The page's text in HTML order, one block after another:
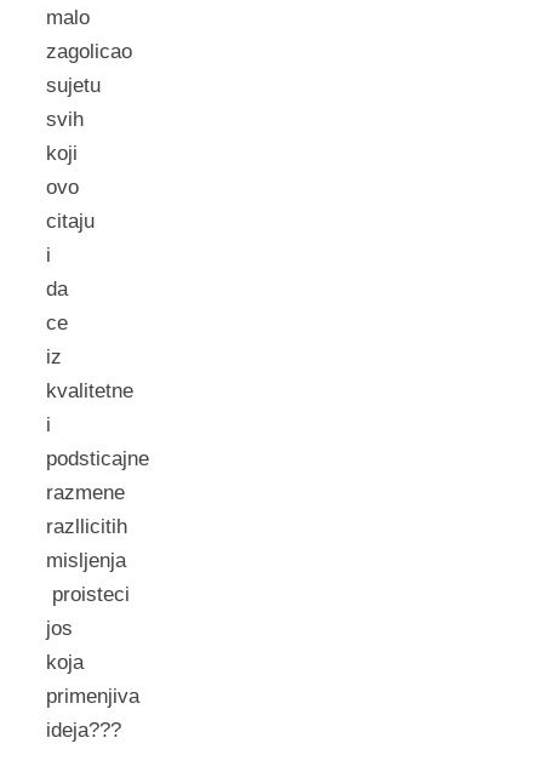
malo
zagolicao
sujetu
svih
koji
ovo
citaju
i
da
ce
iz
kvalitetne
i
podsticajne
razmene
razllicitih
misljenja
proisteci
jos
koja
primenjiva
ideja???